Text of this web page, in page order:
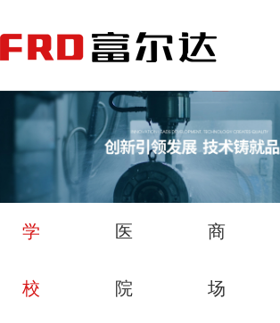
学
校
医
院
商
场